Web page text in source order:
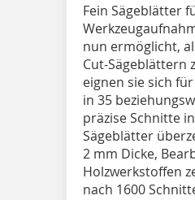
Fein Sägeblätter
nun ermöglicht,
Cut-Sägeblättern
eignen sie sich
in 35
präzise Schnitte
Sägeblätter
2 mm Dicke,
Holzwerkstoffen
nach 1600